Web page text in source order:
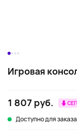
Игровая
1 807 руб.
Доступно для заказа